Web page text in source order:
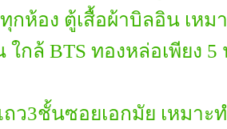
กห้อง ตู้เสื้อผ้าบิลอิน เห
ใกล้ BTS ทองหล่อเพียง
ว3ชั้นซอยเอกมัย เหมา